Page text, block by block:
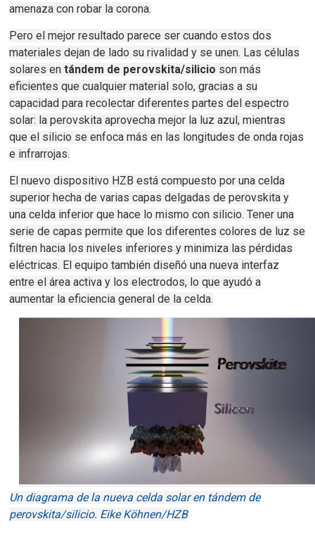
amenaza conrobar la corona.
Pero el mejor resultado parece ser cuando estos dos
materiales dejan de lado su rivalidad y se unen. Las células
solares entándem de perovskita/silicio son más
eficientes que cualquier material solo, gracias a su
capacidad para recolectar diferentes partes del espectro
solar: la perovskita aprovecha mejor la luz azul, mientras
que el silicio se enfoca más en las longitudes de onda rojas
e infrarrojas.
El nuevo dispositivo HZB está compuesto por una celda
superior hecha de varias capas delgadas de perovskita y
una celda inferior que hace lo mismo con silicio.Tener una
serie de capas permite que los diferentes colores de luz se
filtren hacia los niveles inferiores y minimiza las pérdidas
eléctricas. El equipo también diseñó una nueva interfaz
entre el área activa y los electrodos, lo que ayudó a
aumentar la eficiencia general de la celda.
Un diagrama de la nueva celda solar en tándem de
perovskita/silicio. Eike Köhnen/HZB